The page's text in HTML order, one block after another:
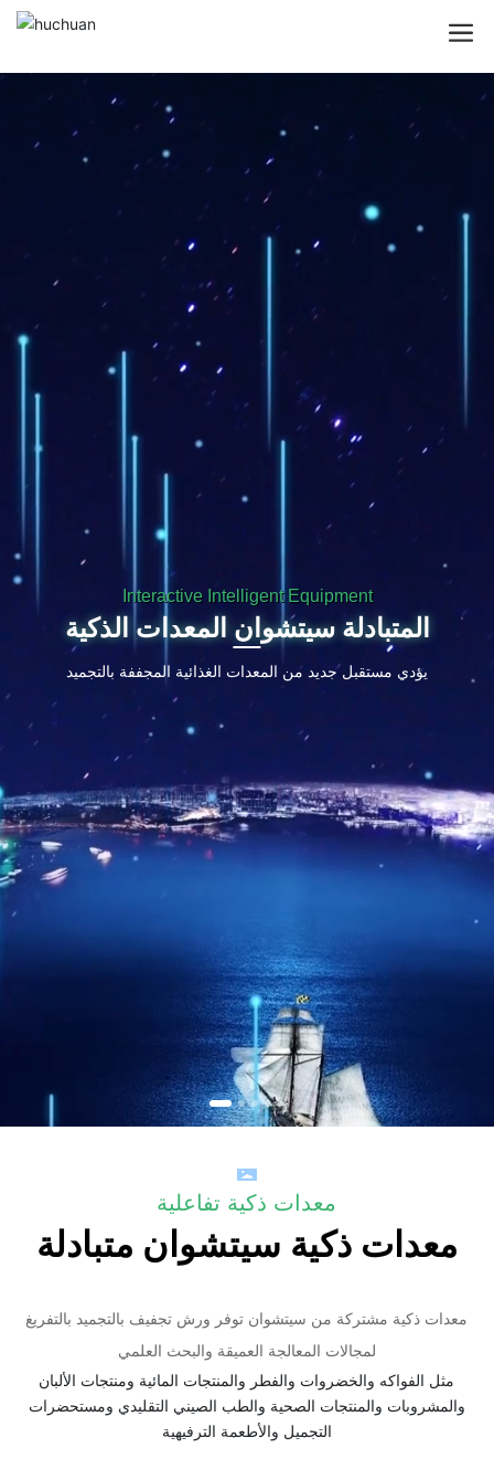
Interactive Intelligent Equipment
المتبادلة سيتشوان المعدات الذكية
يؤدي مستقبل جديد من المعدات الغذائية المجففة بالتجميد
معدات ذكية تفاعلية
معدات ذكية سيتشوان متبادلة
معدات ذكية مشتركة من سيتشوان توفر ورش تجفيف بالتجميد بالتفريغ
لمجالات المعالجة العميقة والبحث العلمي
مثل الفواكه والخضروات والفطر والمنتجات المائية ومنتجات الألبان
والمشروبات والمنتجات الصحية والطب الصيني التقليدي ومستحضرات
التجميل والأطعمة الترفيهية